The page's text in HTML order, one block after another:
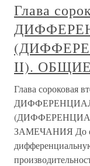
Глава
II).
Глава сороковая
ЗАМЕЧАНИЯ До